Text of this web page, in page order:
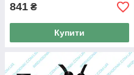
841 ₴
Купити